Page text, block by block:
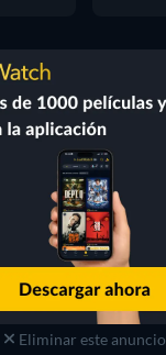
Eliminar este anuncio